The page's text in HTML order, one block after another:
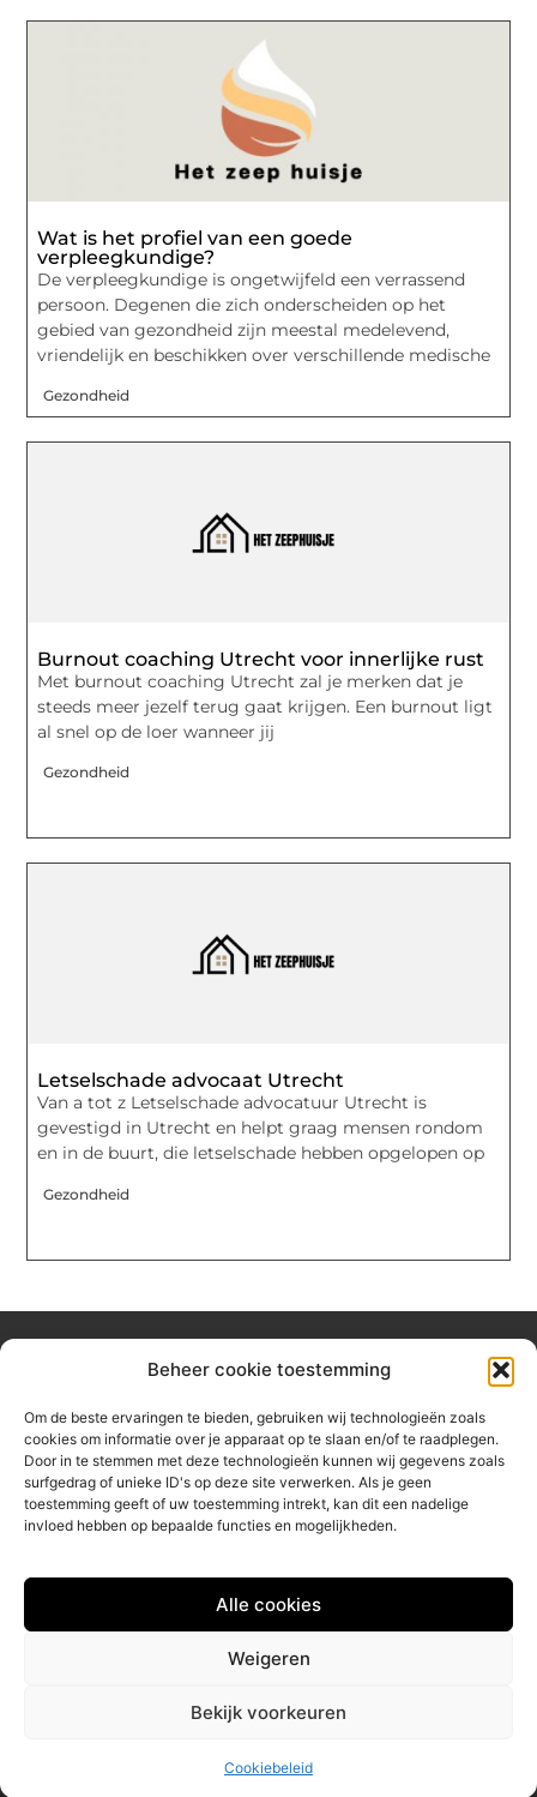
Beheer cookie toestemming
Om de beste ervaringen te bieden, gebruiken wij technologieën zoals
cookies om informatie over je apparaat op te slaan en/of te raadplegen.
Door in te stemmen met deze technologieën kunnen wij gegevens zoals
surfgedrag of unieke ID's op deze site verwerken. Als je geen
toestemming geeft of uw toestemming intrekt, kan dit een nadelige
invloed hebben op bepaalde functies en mogelijkheden.
Alle cookies
Weigeren
Bekijk voorkeuren
Cookiebeleid
Wat is het profiel van een goede
verpleegkundige?
De verpleegkundige is ongetwijfeld een verrassend
persoon. Degenen die zich onderscheiden op het
gebied van gezondheid zijn meestal medelevend,
vriendelijk en beschikken over verschillende medische
Gezondheid
Burnout coaching Utrecht voor innerlijke rust
Met burnout coaching Utrecht zal je merken dat je
steeds meer jezelf terug gaat krijgen. Een burnout ligt
al snel op de loer wanneer jij
Gezondheid
Letselschade advocaat Utrecht
Van a tot z Letselschade advocatuur Utrecht is
gevestigd in Utrecht en helpt graag mensen rondom
en in de buurt, die letselschade hebben opgelopen op
Gezondheid
Jouw gids voor inspiratie en tips uit het dagelijks leven.
Ontdek een brede verzameling blogs en artikelen die je helpen
om het meeste uit elke dag te halen, met praktische adviezen
en verrassende inzichten.
Bericht categorie
Main Links